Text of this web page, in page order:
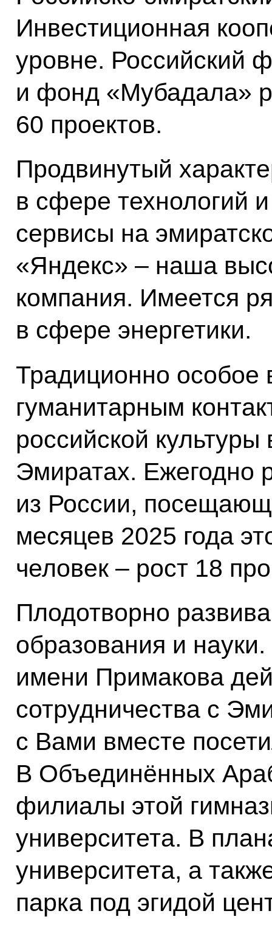
Инвестиционная
уровне. Российский
и фонд «Мубадала»
60 проектов.
Продвинутый
в сфере технологий
сервисы на
«Яндекс» – наша
компания. Имеется
в сфере энергетики.
Традиционно особое
гуманитарным
российской
Эмиратах. Ежегодно
из России,
месяцев 2025 года
человек – рост 18
Плодотворно
образования и
имени Примакова
сотрудничества с
с Вами вместе
В Объединённых
филиалы этой
университета. В
университета, а
парка под эгидой